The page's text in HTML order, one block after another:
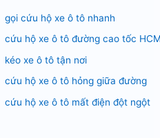
ế
m
:
gọi cứu hộ xe ô tô nhanh
cứu hộ xe ô tô đường cao tốc HCM
kéo xe ô tô tận nơi
cứu hộ xe ô tô hỏng giữa đường
cứu hộ xe ô tô mất điện đột ngột